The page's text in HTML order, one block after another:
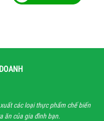
nhiều
chọn
có
các loại thực phẩm chế biến
ăn của gia đình bạn.